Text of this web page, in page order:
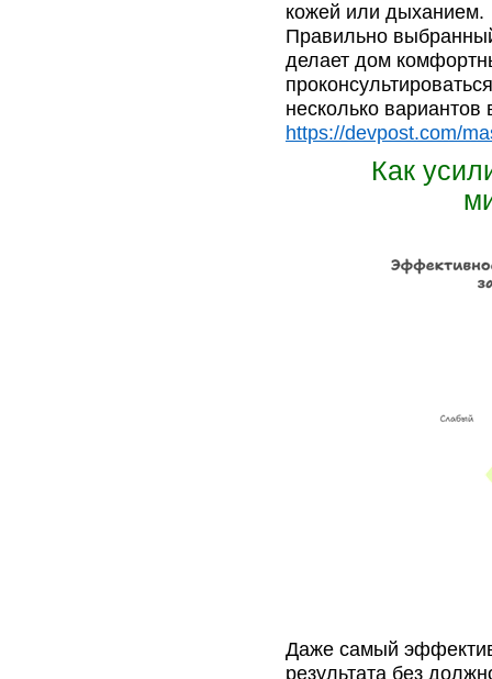
кожей или дыханием.
Правильно
делает дом
несколько
https://devpost.com/
Как
Даже самый
результата без